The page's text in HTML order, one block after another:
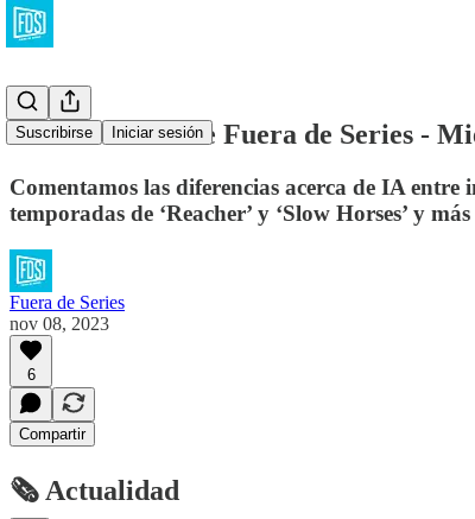
Suscribirse Iniciar sesión
La Newsletter de Fuera de Series -
Comentamos las diferencias acerca de IA
temporadas de ‘Reacher’ y ‘Slow Horses’ y más
Fuera de Series
nov 08, 2023
6
Compartir
🗞 Actualidad